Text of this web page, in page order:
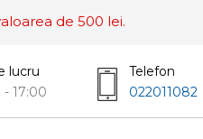
de 500 lei.
lucru
17:00
Telefon
022011082